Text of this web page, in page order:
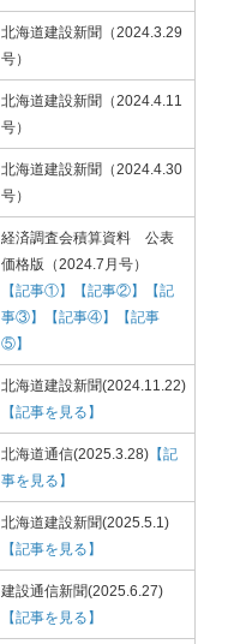
北海道建設新聞（2024.3.29
号）
北海道建設新聞（2024.4.11
号）
北海道建設新聞（2024.4.30
号）
経済調査会積算資料 公表
価格版（2024.7月号）
【記事①】
【記事②】
【記
事③】
【記事④】
【記事
⑤】
北海道建設新聞(2024.11.22)
【記事を見る】
北海道通信(2025.3.28) 【記
事を見る】
北海道建設新聞(2025.5.1)
【記事を見る】
建設通信新聞(2025.6.27)
【記事を見る】